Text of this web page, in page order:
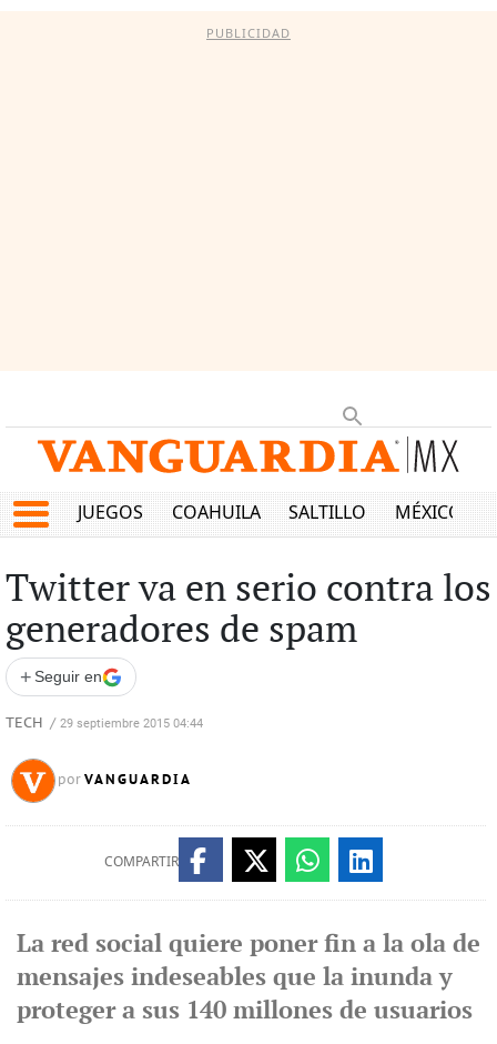
PUBLICIDAD
JUEGOS COAHUILA SALTILLO MÉXICO
Twitter va en serio contra los
generadores de spam
+ Seguir en
TECH / 29 septiembre 2015 04:44
por VANGUARDIA
COMPARTIR
La red social quiere poner fin a la ola de
mensajes indeseables que la inunda y
proteger a sus 140 millones de usuarios